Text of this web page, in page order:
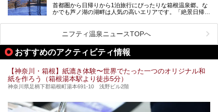
業」「駅近」など、目的別に厳選して紹介します。
今の気分にぴったりの施設を見つけて、最高のリフレッシュ
昭和の日本を代表する建築家の一人、村野藤吾が芦ノ湖の畔
に建てた桃源郷のようなホテルがここ。自家源泉の温泉や、
提供元：株式会社西武・プリンスホテルズワールドワイド
【PR】
この記事はザ・プリンス 箱根芦ノ湖のPR記事です。
首都圏から日帰りから1泊旅行にぴったりな箱根温泉郷。な
かでも芦ノ湖の湖畔は人気の高いエリアです。「絶景日帰り
が楽しめるまさに眺望自慢の日帰り温泉。
そしてここは全24室の「箱根 芦ノ湖畔蛸川温泉 龍宮殿」と
して宿泊もできます。宿泊者は「龍宮殿本館」の営業時間に
加えて、朝6時からの宿泊者専用時間帯にも「龍宮殿本館」
のお風呂が利用できます。
今回は日帰り温泉としての「絶景日帰り温泉 龍宮殿本館
（以下、龍宮殿本館）」と、旅館としての「箱根 芦ノ湖畔
蛸川温泉 龍宮殿（以下、龍宮殿）」の両方の魅力をたっぷ
4つの神社に囲まれたパワースポットです。
ニフティ温泉ニュースTOPへ
おすすめのアクティビティ情報
【神奈川・箱根】紙漉き体験〜世界でたった一つのオリジナル和
紙を作ろう（箱根湯本駅より徒歩5分）
神奈川県足柄下郡箱根町湯本691-10 浅野ビル2階